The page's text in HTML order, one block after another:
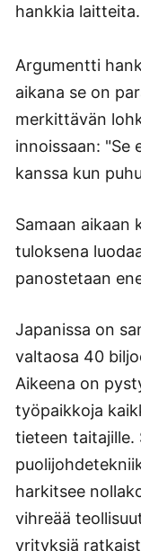
hankkia laitteita.
Argumentti
aikana se on
merkittävän
innoissaan: "Se
kanssa kun
Samaan
tuloksena
panostetaan
Japanissa on
valtaosa 40
Aikeena on
työpaikkoja
tieteen taitajille.
harkitsee
vihreää
yrityksiä